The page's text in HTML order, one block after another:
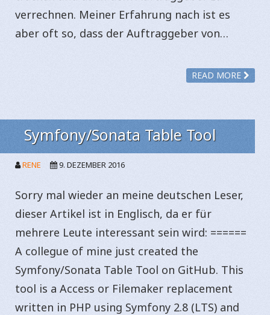
verrechnen. Meiner Erfahrung nach ist es
aber oft so, dass der Auftraggeber von…
READ MORE
Symfony/Sonata Table Tool
RENE 9. DEZEMBER 2016
Sorry mal wieder an meine deutschen Leser,
dieser Artikel ist in Englisch, da er für
mehrere Leute interessant sein wird: ======
A collegue of mine just created the
Symfony/Sonata Table Tool on GitHub. This
tool is a Access or Filemaker replacement
written in PHP using Symfony 2.8 (LTS) and